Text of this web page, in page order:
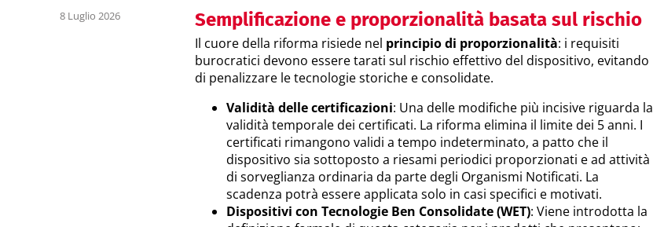
8 Luglio 2026 Semplificazione e proporzionalità basata sul rischio
Il cuore della riforma risiede nel principio di proporzionalità: i requisiti
burocratici devono essere tarati sul rischio effettivo del dispositivo, evitando
di penalizzare le tecnologie storiche e consolidate.
Validità delle certificazioni: Una delle modifiche più incisive riguarda la
validità temporale dei certificati. La riforma elimina il limite dei 5 anni. I
certificati rimangono validi a tempo indeterminato, a patto che il
dispositivo sia sottoposto a riesami periodici proporzionati e ad attività
di sorveglianza ordinaria da parte degli Organismi Notificati. La
scadenza potrà essere applicata solo in casi specifici e motivati.
Dispositivi con Tecnologie Ben Consolidate (WET): Viene introdotta la